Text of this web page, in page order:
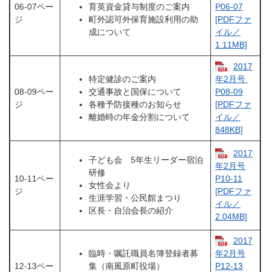
06-07ペー
ジ
育英資金貸与制度のご案内
町外認可外保育施設利用の助
成について
P06-07
[PDFファ
イル／
1.11MB]
08-09ペー
ジ
特定健診のご案内
交通事故と国保について
各種予防接種のお知らせ
離婚時の年金分割について
2017
年2月号 ​
P08-09​
[PDFファ
イル／
848KB]
10-11ペー
ジ
子ども会 5年生リーダー宿泊
研修
女性会より
生涯学習・公民館まつり
区長・自治会長の紹介
2017
年2月号
P10-11​​
[PDFファ
イル／
2.04MB]
12-13ペー
臨時・嘱託職員名簿登録者募
集（南風原町役場）
2017
年2月号
P12-13​​